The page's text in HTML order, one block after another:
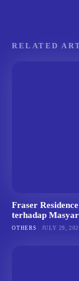
RELATED
Fraser
terhadap
OTHERS JULY 29,